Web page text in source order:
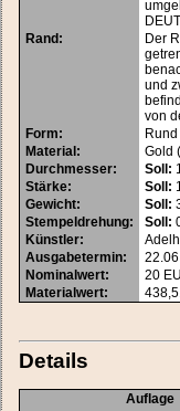
Rand :
Der
und
von
Form:
Rund
Material :
Gold
Durchmesser: Soll:
Stärke: Soll:
Gewicht: Soll:
Stempeldrehung: Soll:
Künstler:
Ausgabetermin:
Nominalwert: 20
Materialwert:
Details
Auflage